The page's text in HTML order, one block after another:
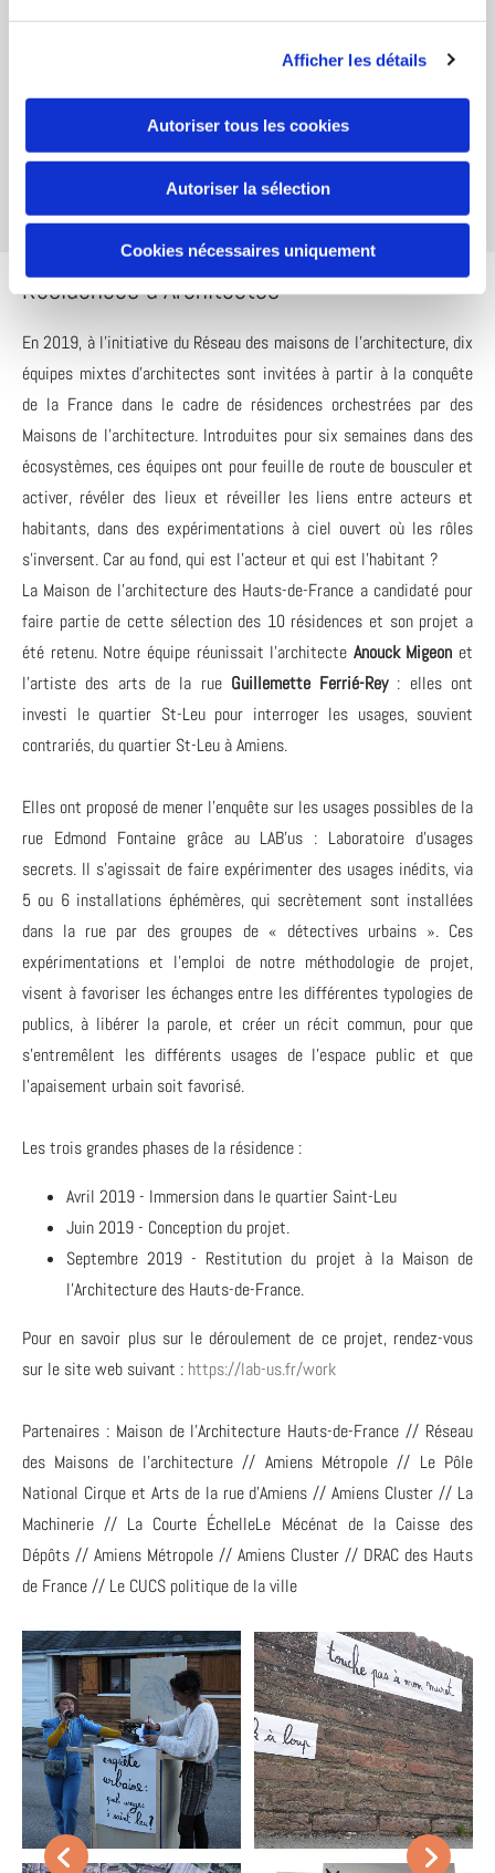
Afficher les détails
Autoriser tous les cookies
Autoriser la sélection
Cookies nécessaires uniquement
chercheurs de différents domaines : science des matériaux,
robotique, visualisation numérique, conception architecturale et
ingénierie. Ces compétences complémentaires (autour du tournant
numérique) ont constitué une formidable opportunité d’échanges
entre chercheurs, mais aussi entre chercheurs et étudiants.
Résidences d'Architectes
En 2019, à l’initiative du Réseau des maisons de l’architecture, dix
équipes mixtes d’architectes sont invitées à partir à la conquête
de la France dans le cadre de résidences orchestrées par des
Maisons de l’architecture. Introduites pour six semaines dans des
écosystèmes, ces équipes ont pour feuille de route de bousculer et
activer, révéler des lieux et réveiller les liens entre acteurs et
habitants, dans des expérimentations à ciel ouvert où les rôles
s'inversent. Car au fond, qui est l'acteur et qui est l'habitant ?
La Maison de l’architecture des Hauts-de-France a candidaté pour
faire partie de cette sélection des 10 résidences et son projet a
été retenu. Notre équipe réunissait l'architecte Anouck Migeon et
l'artiste des arts de la rue Guillemette Ferrié-Rey: elles ont
investi le quartier St-Leu pour interroger les usages, souvient
contrariés, du quartier St-Leu à Amiens.
Elles ont proposé de mener l’enquête sur les usages possibles de la
rue Edmond Fontaine grâce au LAB’us : Laboratoire d’usages
secrets. Il s’agissait de faire expérimenter des usages inédits, via
5 ou 6 installations éphémères, qui secrètement sont installées
dans la rue par des groupes de « détectives urbains ». Ces
expérimentations et l’emploi de notre méthodologie de projet,
visent à favoriser les échanges entre les différentes typologies de
publics, à libérer la parole, et créer un récit commun, pour que
s’entremêlent les différents usages de l’espace public et que
l’apaisement urbain soit favorisé.
Les trois grandes phases de la résidence :
Avril 2019 - Immersion dans le quartier Saint-Leu
Juin 2019 - Conception du projet.
Septembre 2019 - Restitution du projet à la Maison de
l'Architecture des Hauts-de-France.
Pour en savoir plus sur le déroulement de ce projet, rendez-vous
sur le site web suivant : https://lab-us.fr/work
Partenaires : Maison de l'Architecture Hauts-de-France // Réseau
des Maisons de l’architecture // Amiens Métropole // Le Pôle
National Cirque et Arts de la rue d’Amiens // Amiens Cluster // La
Machinerie // La Courte ÉchelleLe Mécénat de la Caisse des
Dépôts // Amiens Métropole // Amiens Cluster // DRAC des Hauts
de France // Le CUCS politique de la ville